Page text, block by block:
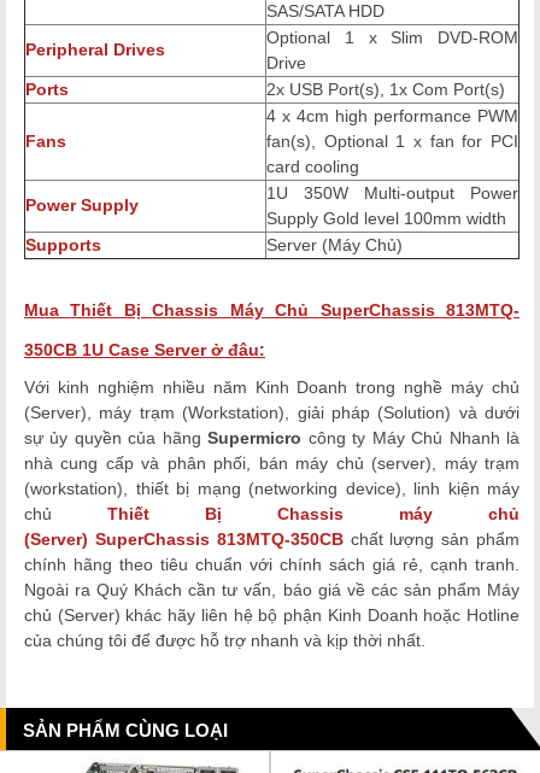
SAS/SATA HDD
Peripheral Drives
Optional 1 x Slim DVD-ROM
Drive
Ports
2x USB Port(s), 1x Com Port(s)
Fans
4 x 4cm high performance PWM
fan(s), Optional 1 x fan for PCI
card cooling
Power Supply
1U 350W Multi-output Power
Supply Gold level 100mm width
Supports
Server (Máy Chủ)
MuaThiết BịChassis Máy Chủ SuperChassis813MTQ-
350CB 1U Case Serverở đâu:
Với kinh nghiệm nhiều năm Kinh Doanh trong nghề máy chủ
(Server), máy trạm (Workstation), giải pháp (Solution) và dưới
sự ủy quyền của hãngSupermicro công ty Máy Chủ Nhanh là
nhà cung cấp và phân phối, bán máy chủ (server), máy trạm
(workstation), thiết bị mạng (networking device), linh kiện máy
chủ Thiết Bị Chassis máy chủ
(Server) SuperChassis 813MTQ-350CB chất lượng sản phẩm
chính hãng theo tiêu chuẩn với chính sách giá rẻ, cạnh tranh.
Ngoài ra Quý Khách cần tư vấn, báo giá về các sản phẩm Máy
chủ (Server) khác hãy liên hệ bộ phận Kinh Doanh hoặc Hotline
của chúng tôi để được hỗ trợ nhanh và kịp thời nhất.
SẢN PHẨM CÙNG LOẠI